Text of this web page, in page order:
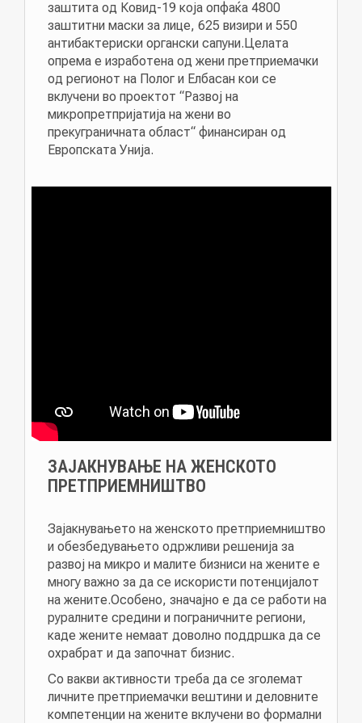
заштита од Ковид-19 која опфаќа 4800
заштитни маски за лице, 625 визири и 550
антибактериски органски сапуни.Целата
опрема е изработена од жени претприемачки
од регионот на Полог и Елбасан кои се
вклучени во проектот “Развој на
микропретпријатија на жени во
прекуграничната област“ финансиран од
Европската Унија.
ЗАЈАКНУВАЊЕ НА ЖЕНСКОТО
ПРЕТПРИЕМНИШТВО
Зајакнувањето на женското претприемништво
и обезбедувањето одржливи решенија за
развој на микро и малите бизниси на жените е
многу важно за да се искористи потенцијалот
на жените.Особено, значајно е да се работи на
руралните средини и пограничните региони,
каде жените немаат доволно поддршка да се
охрабрат и да започнат бизнис.
Со вакви активности треба да се зголемат
личните претприемачки вештини и деловните
компетенции на жените вклучени во формални